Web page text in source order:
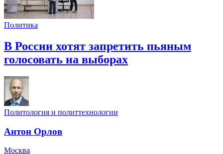
Политика
В России хотят запретить пьяным
голосовать на выборах
Политология и политтехнологии
Антон Орлов
Москва